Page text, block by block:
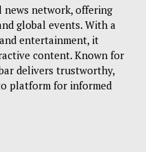
news network, offering
global events. With a
entertainment, it
content. Known for
delivers trustworthy,
platform for informed